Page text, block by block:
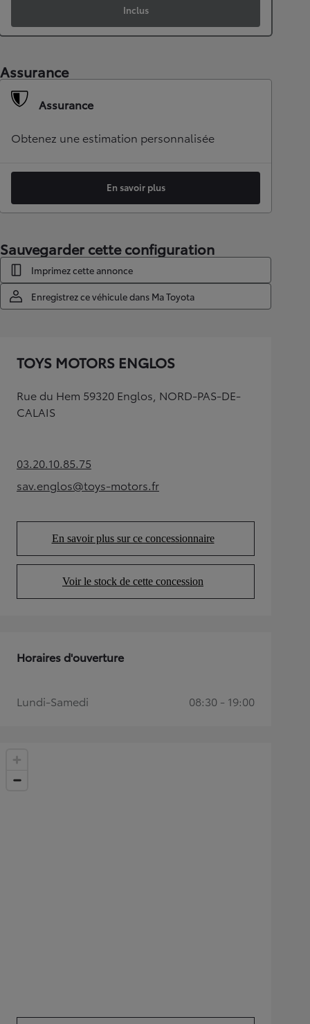
Inclus
Assurance
Assurance
Obtenez une estimation personnalisée
En savoir plus
Sauvegarder cette configuration
Imprimez cette annonce
Enregistrez ce véhicule dans Ma Toyota
TOYS MOTORS ENGLOS
Rue du Hem 59320 Englos, NORD-PAS-DE-
CALAIS
03.20.10.85.75(Opens in new tab)
sav.englos@toys-motors.fr
(Opens in new tab)
En savoir plus sur ce concessionnaire
(Opens in new tab)
Voir le stock de cette concession
(Opens in new tab)
Horaires d'ouverture
Lundi-Samedi 08:30 - 19:00